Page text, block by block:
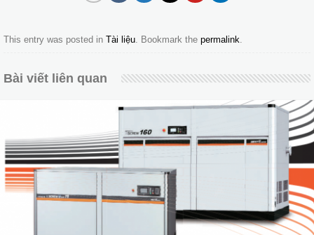
This entry was posted in Tài liệu. Bookmark the permalink.
Bài viết liên quan